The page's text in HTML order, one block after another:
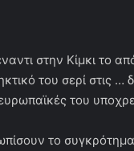
στην Κίμκι το
του σερί στις …
του
το